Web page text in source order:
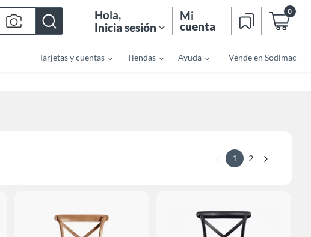
Hola,
Inicia sesión
Mi
cuenta
0
Tarjetas y cuentas Tiendas Ayuda Vende en Sodimac
1 2